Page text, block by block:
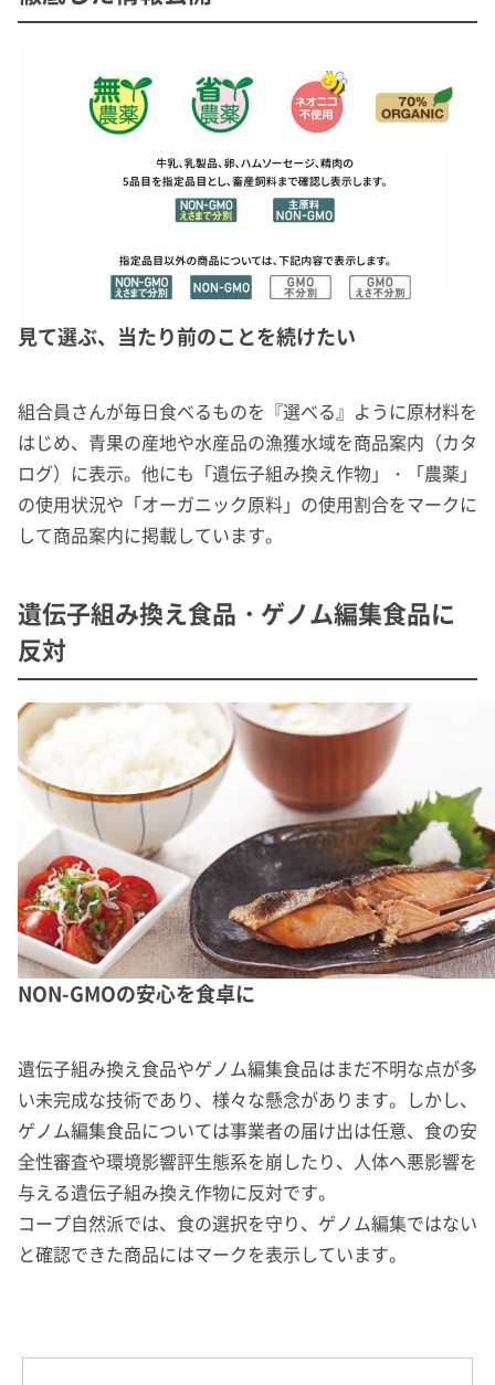
見て選ぶ、当たり前のことを続けたい
組合員さんが毎日食べるものを『選べる』ように原材料を
はじめ、青果の産地や水産品の漁獲水域を商品案内（カタ
ログ）に表示。他にも「遺伝子組み換え作物」・「農薬」
の使用状況や「オーガニック原料」の使用割合をマークに
して商品案内に掲載しています。
遺伝子組み換え食品・ゲノム編集食品に
反対
NON-GMOの安心を食卓に
遺伝子組み換え食品やゲノム編集食品はまだ不明な点が多
い未完成な技術であり、様々な懸念があります。しかし、
ゲノム編集食品については事業者の届け出は任意、食の安
全性審査や環境影響評生態系を崩したり、人体へ悪影響を
与える遺伝子組み換え作物に反対です。
コープ自然派では、食の選択を守り、ゲノム編集ではない
と確認できた商品にはマークを表示しています。